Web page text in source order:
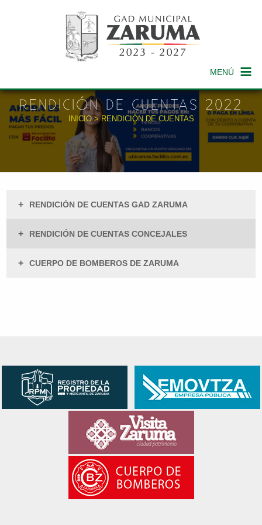
MENÚ
RENDICIÓN DE CUENTAS 2022
INICIO> RENDICIÓN DE CUENTAS
+ RENDICIÓN DE CUENTAS GAD ZARUMA
+ RENDICIÓN DE CUENTAS CONCEJALES
+ CUERPO DE BOMBEROS DE ZARUMA